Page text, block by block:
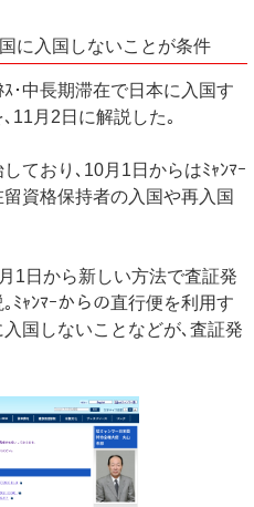
に入国しないことが条件
･中長期滞在で日本に入国す
11月2日に解説した｡
ており､10月1日からはﾐｬﾝﾏｰ
資格保持者の入国や再入国
1日から新しい方法で査証発
ﾐｬﾝﾏｰからの直行便を利用す
国しないことなどが､査証発